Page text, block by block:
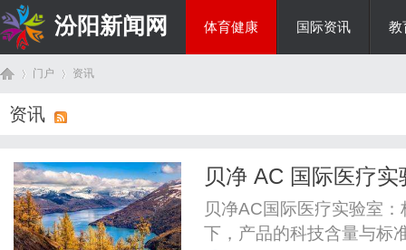
汾阳新闻网 体育健康 国际资讯 教
门户 资讯
资讯
贝净 AC 国际医疗
贝净AC国际医疗实验室
下，产品的科技含量与标